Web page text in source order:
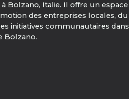
Bolzano, Italie. Il offre un espace
des entreprises locales, du
initiatives communautaires dans
Bolzano.